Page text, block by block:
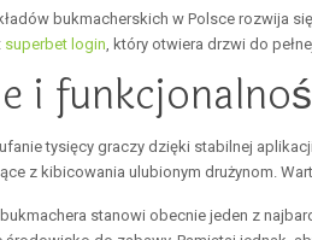
bukmacherskich w Polsce rozwija
superbet login, który otwiera drzwi do
i
tysięcy graczy dzięki stabilnej
z kibicowania ulubionym drużynom.
stanowi obecnie jeden z